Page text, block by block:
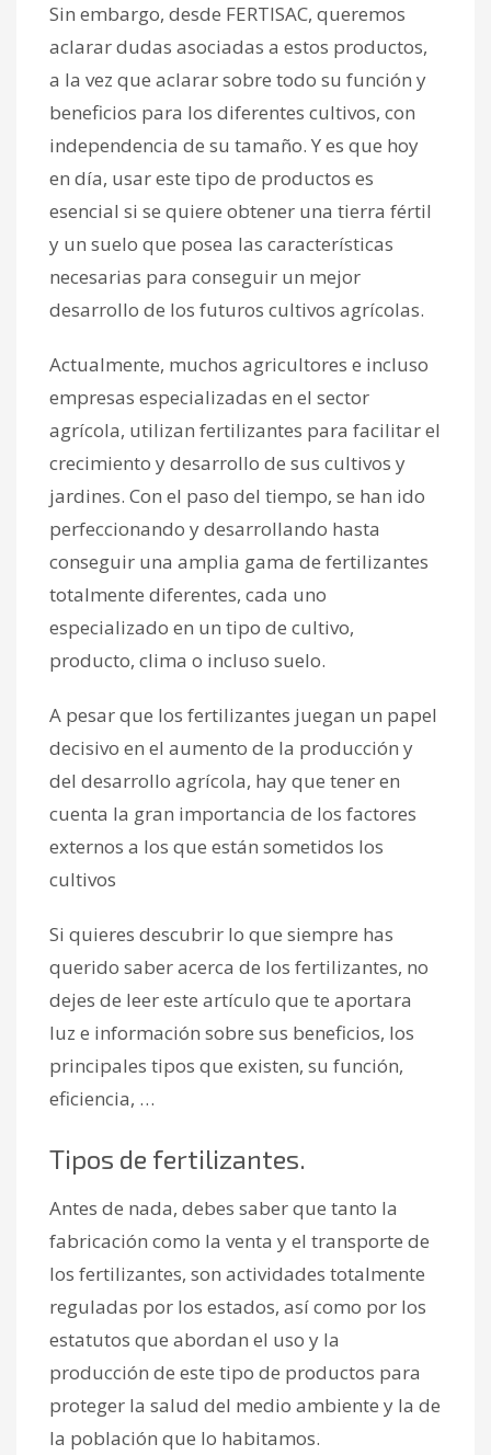
Sin embargo, desde FERTISAC, queremos
aclarar dudas asociadas a estos productos,
a la vez que aclarar sobre todo su función y
beneficios para los diferentes cultivos, con
independencia de su tamaño. Y es que hoy
en día, usar este tipo de productos es
esencial si se quiere obtener una tierra fértil
y un suelo que posea las características
necesarias para conseguir un mejor
desarrollo de los futuros cultivos agrícolas.
Actualmente, muchos agricultores e incluso
empresas especializadas en el sector
agrícola, utilizan fertilizantes para facilitar el
crecimiento y desarrollo de sus cultivos y
jardines. Con el paso del tiempo, se han ido
perfeccionando y desarrollando hasta
conseguir una amplia gama de fertilizantes
totalmente diferentes, cada uno
especializado en un tipo de cultivo,
producto, clima o incluso suelo.
A pesar que los fertilizantes juegan un papel
decisivo en el aumento de la producción y
del desarrollo agrícola, hay que tener en
cuenta la gran importancia de los factores
externos a los que están sometidos los
cultivos
Si quieres descubrir lo que siempre has
querido saber acerca de los fertilizantes, no
dejes de leer este artículo que te aportara
luz e información sobre sus beneficios, los
principales tipos que existen, su función,
eficiencia, …
Tipos de fertilizantes.
Antes de nada, debes saber que tanto la
fabricación como la venta y el transporte de
los fertilizantes, son actividades totalmente
reguladas por los estados, así como por los
estatutos que abordan el uso y la
producción de este tipo de productos para
proteger la salud del medio ambiente y la de
la población que lo habitamos.